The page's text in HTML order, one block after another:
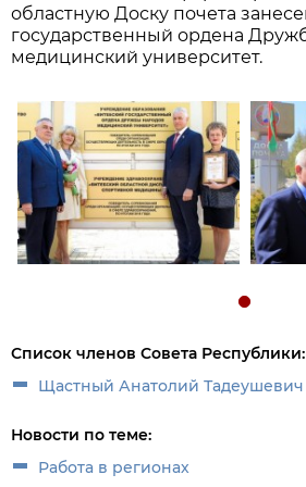
областную Доску почета
государственный ордена
медицинский университет.
Список членов Совета Республики:
Щастный Анатолий Тадеушевич
Новости по теме:
Работа в регионах